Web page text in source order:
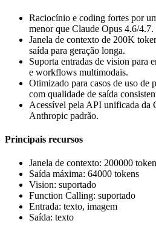
Raciocínio e coding fortes por
menor que Claude Opus 4.6/4.7.
Janela de contexto de 200K
saída para geração longa.
Suporta entradas de vision para
e workflows multimodais.
Otimizado para casos de uso de
com qualidade de saída
Acessível pela API unificada da
Anthropic padrão.
Principais recursos
Janela de contexto: 200000
Saída máxima: 64000 tokens
Vision: suportado
Function Calling: suportado
Entrada: texto, imagem
Saída: texto